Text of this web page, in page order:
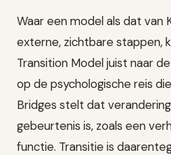
Waar een model als dat van
externe, zichtbare stappen,
Transition Model juist naar
op de psychologische reis
Bridges stelt dat
gebeurtenis is, zoals een
functie. Transitie is